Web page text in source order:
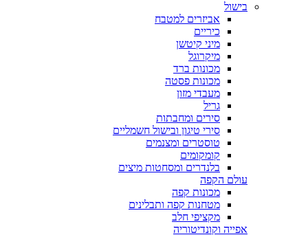
בישול
אביזרים למטבח
כיריים
מיני קיטשן
מיקרוגל
מכונות ברד
מכונות פסטה
מעבדי מזון
גריל
סירים ומחבתות
סירי טיגון ובישול חשמליים
טוסטרים ומצנמים
קומקומים
בלנדרים ומסחטות מיצים
עולם הקפה
מכונות קפה
מטחנות קפה ותבלינים
מקציפי חלב
אפייה וקונדיטוריה